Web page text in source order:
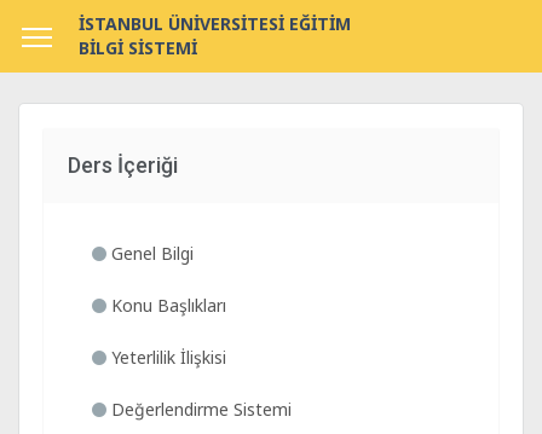
İSTANBUL ÜNİVERSİTESİ EĞİTİM
BİLGİ SİSTEMİ
Ders İçeriği
Genel Bilgi
Konu Başlıkları
Yeterlilik İlişkisi
Değerlendirme Sistemi